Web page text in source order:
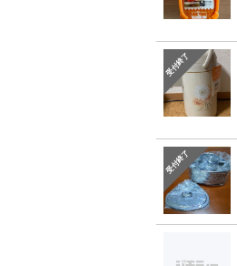
受付終了
受付終了